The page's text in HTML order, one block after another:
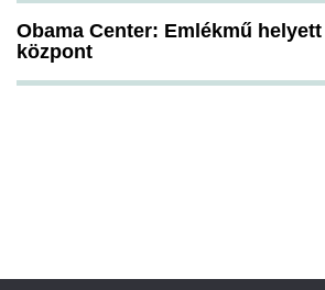
Obama Center: Emlékmű
központ